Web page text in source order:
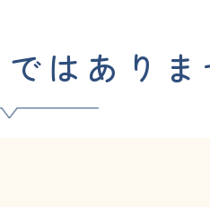
はあり